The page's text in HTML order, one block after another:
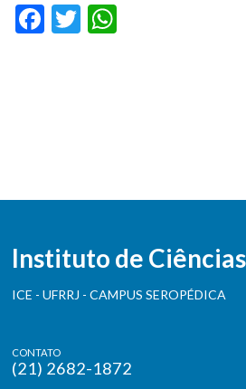
Facebook
Twitter
Instituto de
ICE - UFRRJ - CAMPUS SEROPÉDICA
CONTATO
(21) 2682-1872